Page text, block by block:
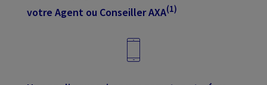
votre Agent ou Conseiller AXA(1)